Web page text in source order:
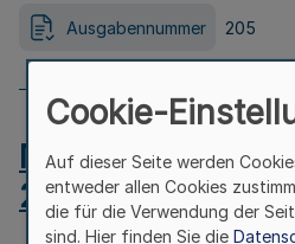
Ausgabennummer 205
MB.NRW 2026
24.07.2026
Cookie-
Auf dieser Seite werden
entweder allen Cookies
die für die Verwendung der
sind. Hier finden Sie die